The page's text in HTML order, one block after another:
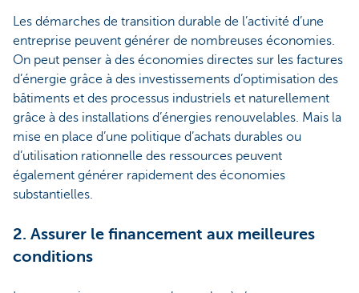
Les démarches de transition durable de l’activité d’une
entreprise peuvent générer de nombreuses économies.
On peut penser à des économies directes sur les factures
d’énergie grâce à des investissements d’optimisation des
bâtiments et des processus industriels et naturellement
grâce à des installations d’énergies renouvelables. Mais la
mise en place d’une politique d’achats durables ou
d’utilisation rationnelle des ressources peuvent
également générer rapidement des économies
substantielles.
2. Assurer le financement aux meilleures
conditions